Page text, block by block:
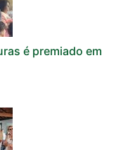
é premiado em